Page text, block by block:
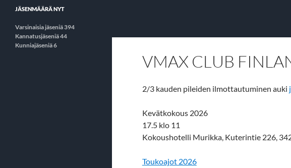
VMAX CLUB
2/3 kauden pileiden ilmottautuminen auki
Kevätkokous 2026
17.5 klo 11
Kokoushotelli Murikka, Kuterintie 226,
Toukoajot 2026
JÄSENMÄÄRÄ NYT
Varsinaisia jäseniä 394
Kannatusjäseniä 44
Kunniajäseniä 6